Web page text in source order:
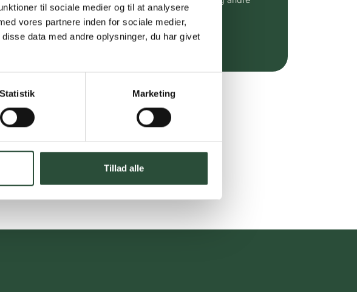
til sociale medier og til at analysere
vores partnere inden for sociale medier,
data med andre oplysninger, du har givet
Statistik Marketing
Tillad alle
produkter – altid til fast lav pris.
mere om Uglecare.dk her